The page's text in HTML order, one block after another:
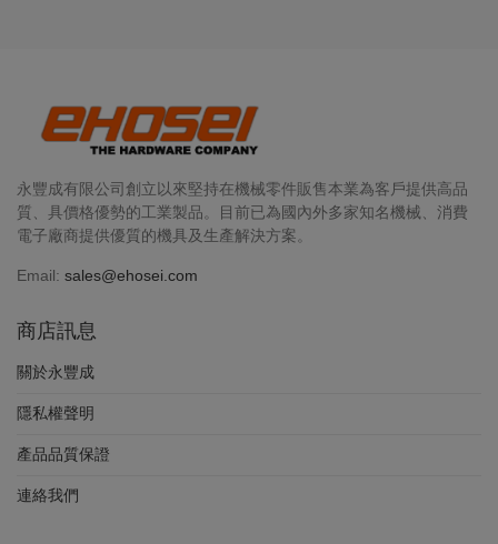
永豐成有限公司創立以來堅持在機械零件販售本業為客戶提供高品
質、具價格優勢的工業製品。目前已為國內外多家知名機械、消費
電子廠商提供優質的機具及生產解決方案。
Email: sales@ehosei.com
商店訊息
關於永豐成
隱私權聲明
產品品質保證
連絡我們